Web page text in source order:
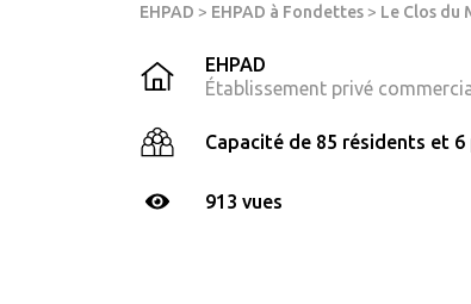
EHPAD > EHPAD à Fondettes > Le Clos du
EHPAD
Établissement privé
Capacité de 85 résidents et
913 vues